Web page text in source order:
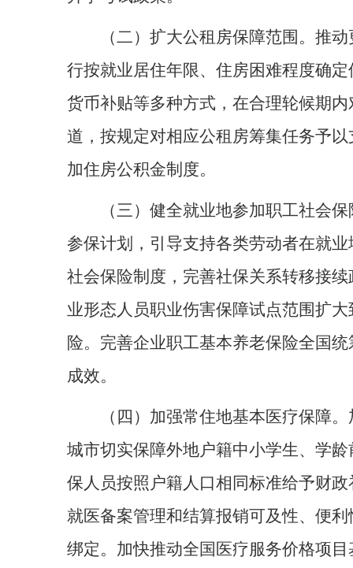
（二）扩大公租房保障范围。推
行按就业居住年限、住房困难程度确
货币补贴等多种方式，在合理轮候期
道，按规定对相应公租房筹集任务予
加住房公积金制度。
（三）健全就业地参加职工社会
参保计划，引导支持各类劳动者在就
社会保险制度，完善社保关系转移接
业形态人员职业伤害保障试点范围扩
险。完善企业职工基本养老保险全国
成效。
（四）加强常住地基本医疗保障
城市切实保障外地户籍中小学生、学
保人员按照户籍人口相同标准给予财
就医备案管理和结算报销可及性、便
绑定。加快推动全国医疗服务价格项